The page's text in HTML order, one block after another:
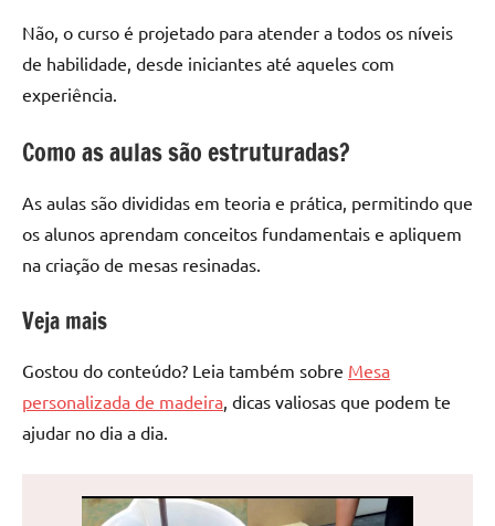
Não, o curso é projetado para atender a todos os níveis
de habilidade, desde iniciantes até aqueles com
experiência.
Como as aulas são estruturadas?
As aulas são divididas em teoria e prática, permitindo que
os alunos aprendam conceitos fundamentais e apliquem
na criação de mesas resinadas.
Veja mais
Gostou do conteúdo? Leia também sobre Mesa
personalizada de madeira, dicas valiosas que podem te
ajudar no dia a dia.